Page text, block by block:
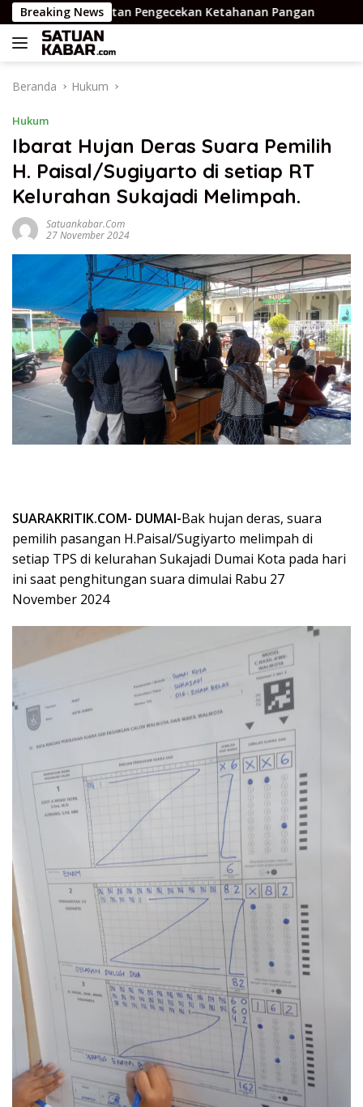
Langsung
ke
konten
Breaking News
Kegiatan Pengecekan Ketahanan Pangan Tim
Beranda Hukum
Hukum
Ibarat Hujan Deras Suara Pemilih
H. Paisal/Sugiyarto di setiap RT
Kelurahan Sukajadi Melimpah.
Satuankabar.com
27 November 2024
SUARAKRITIK.COM- DUMAI-Bak hujan deras, suara
pemilih pasangan H.Paisal/Sugiyarto melimpah di
setiap TPS di kelurahan Sukajadi Dumai Kota pada hari
ini saat penghitungan suara dimulai Rabu 27
November 2024